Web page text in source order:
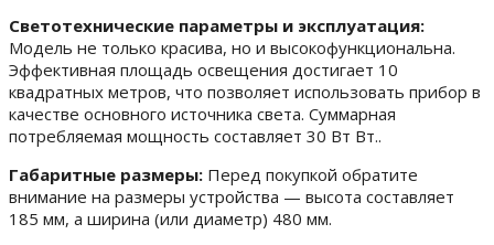
Светотехнические параметры и эксплуатация:
Модель не только красива, но и высокофункциональна.
Эффективная площадь освещения достигает 10
квадратных метров, что позволяет использовать прибор в
качестве основного источника света. Суммарная
потребляемая мощность составляет 30 Вт Вт..
Габаритные размеры: Перед покупкой обратите
внимание на размеры устройства — высота составляет
185 мм, а ширина (или диаметр) 480 мм.